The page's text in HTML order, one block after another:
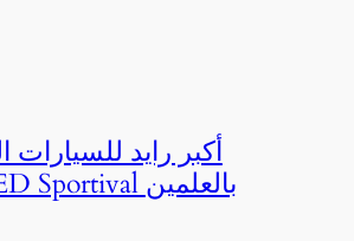
أكبر رايد للسيارات